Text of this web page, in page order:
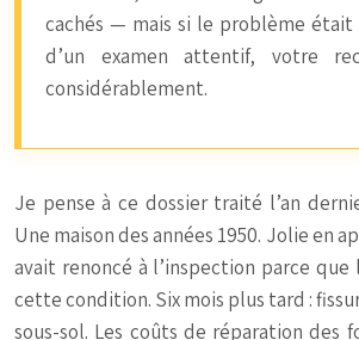
cachés — mais si le problème
d’un examen attentif, votre
considérablement.
Je pense à ce dossier traité l’an
Une maison des années 1950. Jolie en
avait renoncé à l’inspection parce
cette condition. Six mois plus tard :
sous-sol. Les coûts de réparation des